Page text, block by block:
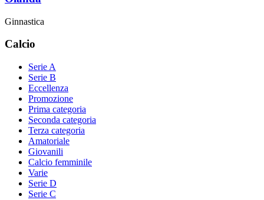
Ginnastica
Calcio
Serie A
Serie B
Eccellenza
Promozione
Prima categoria
Seconda categoria
Terza categoria
Amatoriale
Giovanili
Calcio femminile
Varie
Serie D
Serie C